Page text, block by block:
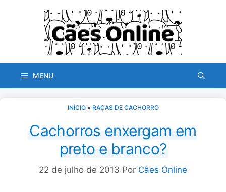
MENU
INÍCIO» RAÇAS DE CACHORRO
Cachorros enxergam em
preto e branco?
22 de julho de 2013 Por Cães Online